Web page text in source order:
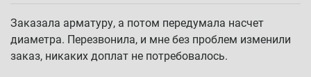
Заказала арматуру, а потом передумала насчет
диаметра. Перезвонила, и мне без проблем изменили
заказ, никаких доплат не потребовалось.